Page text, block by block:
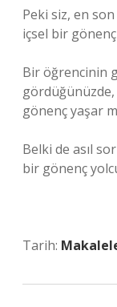
Peki siz, en
içsel bir
Bir öğrencinin
gönenç yaşar
Belki de asıl
bir gönenç
Tarih: